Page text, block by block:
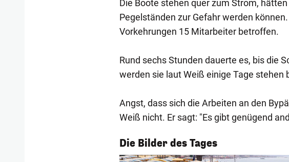
Die Boote stehen quer zum Strom,
Pegelständen zur Gefahr werden
Vorkehrungen 15 Mitarbeiter betroffen.
Rund sechs Stunden dauerte es, bis die
werden sie laut Weiß einige Tage stehen
Angst, dass sich die Arbeiten an den
Weiß nicht. Er sagt: "Es gibt genügend
Die Bilder des Tages
1/53